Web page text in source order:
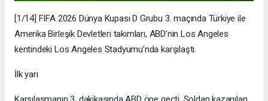
[1/14] FIFA 2026 Dünya Kupası D Grubu 3. maçında Türkiye ile
Amerika Birleşik Devletleri takımları, ABD’nin Los Angeles
kentindeki Los Angeles Stadyumu’nda karşılaştı.
İlk yarı